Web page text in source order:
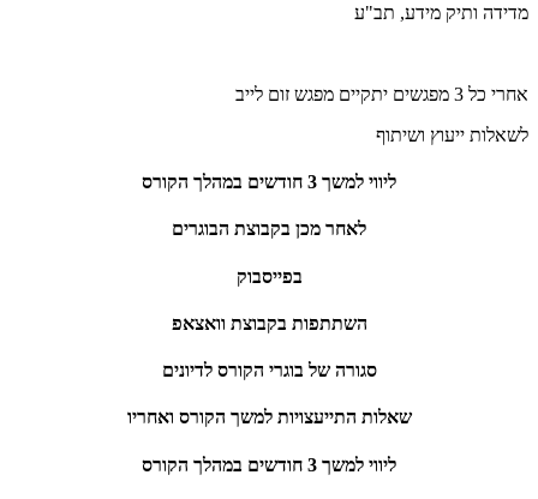
מדידה ותיק מידע, תב"ע
אחרי כל 3 מפגשים יתקיים מפגש זום לייב
לשאלות ייעוץ ושיתוף
ליווי למשך 3 חודשים במהלך הקורס
לאחר מכן בקבוצת הבוגרים
בפייסבוק
השתתפות בקבוצת וואצאפ
סגורה של בוגרי הקורס לדיונים
שאלות התייעצויות למשך הקורס ואחריו
ליווי למשך 3 חודשים במהלך הקורס